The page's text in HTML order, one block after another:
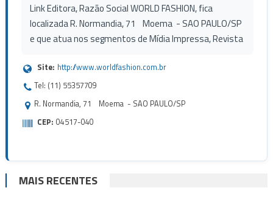
Link Editora, Razão Social WORLD FASHION, fica
localizada R. Normandia, 71 Moema - SAO PAULO/SP
e que atua nos segmentos de Mídia Impressa, Revista
Site: http://www.worldfashion.com.br
Tel: (11) 55357709
R. Normandia, 71 Moema - SAO PAULO/SP
CEP: 04517-040
MAIS RECENTES